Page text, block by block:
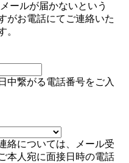
ールが届かないという
がお電話にてご連絡いた
。
中繋がる電話番号をご入
絡については、メール受
本人宛に面接日時の電話